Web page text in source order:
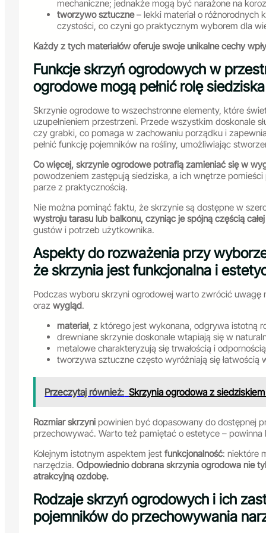
mechaniczne; jednakże mogą być narażone na
tworzywo sztuczne– lekki materiał o różnorodnych
czystości, co czyni go praktycznym wyborem dla
Każdy z tych materiałów oferuje swoje unikalne cechy
Funkcje skrzyń ogrodowych w
ogrodowe mogą pełnić rolę
Skrzynie ogrodowe to wszechstronne elementy, które
uzupełnieniem przestrzeni. Przede wszystkim doskonale
czy grabki, co pomaga w zachowaniu porządku i
pełnić funkcję pojemników na rośliny, umożliwiając
Co więcej, skrzynie ogrodowe potrafią zamieniać się w
powodzeniem zastępują siedziska, a ich wnętrze
parze z praktycznością.
Nie można pominąć faktu, że skrzynie są dostępne w
wystroju tarasu lub balkonu, czyniąc je spójną częścią
gustów i potrzeb użytkownika.
Aspekty do rozważenia przy
że skrzynia jest funkcjonalna i
Podczas wyboru skrzyni ogrodowej warto zwrócić
oraz wygląd.
materiał, z którego jest wykonana, odgrywa istotną
drewniane skrzynie doskonale wtapiają się w
metalowe charakteryzują się trwałością i
tworzywa sztuczne często wyróżniają się łatwością
Przeczytaj również: Skrzynia ogrodowa z
Rozmiar skrzyni powinien być dopasowany do dostępnej
przechowywać. Warto też pamiętać o estetyce –
Kolejnym istotnym aspektem jest funkcjonalność: niektóre
narzędzia. Odpowiednio dobrana skrzynia ogrodowa nie
atrakcyjną ozdobę.
Rodzaje skrzyń ogrodowych i ich
pojemników do przechowywania